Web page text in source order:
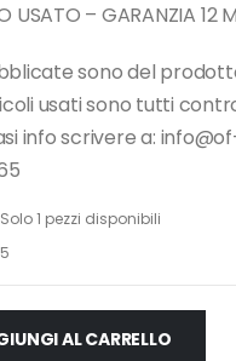
USATO – GARANZIA 12
sono del
usati sono tutti
info scrivere a:
Solo 1 pezzi disponibili
AL CARRELLO